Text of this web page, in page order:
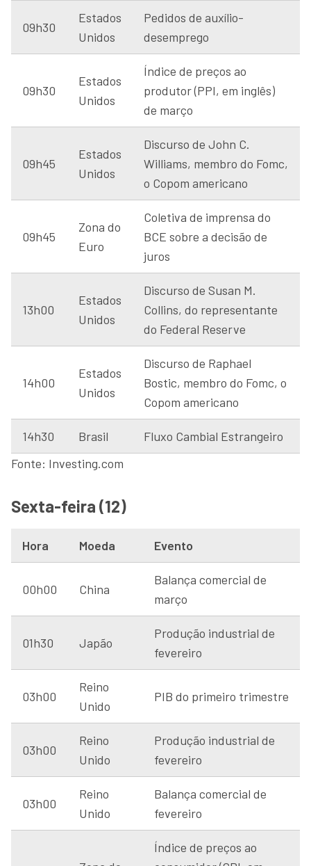
09h30
Estados
Unidos
Pedidos de auxílio-
desemprego
09h30
Estados
Unidos
Índice de preços ao
produtor (PPI, em inglês)
de março
09h45
Estados
Unidos
Discurso de John C.
Williams, membro do Fomc,
o Copom americano
09h45
Zona do
Euro
Coletiva de imprensa do
BCE sobre a decisão de
juros
13h00
Estados
Unidos
Discurso de Susan M.
Collins, do representante
do Federal Reserve
14h00
Estados
Unidos
Discurso de Raphael
Bostic, membro do Fomc, o
Copom americano
14h30 Brasil
Fluxo Cambial Estrangeiro
Fonte: Investing.com
Sexta-feira (12)
Hora Moeda Evento
00h00 China
Balança comercial de
março
01h30 Japão
Produção industrial de
fevereiro
03h00
Reino
Unido
PIB do primeiro trimestre
03h00
Reino
Unido
Produção industrial de
fevereiro
03h00
Reino
Unido
Balança comercial de
fevereiro
Índice de preços ao